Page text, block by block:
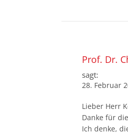
Prof. Dr.
sagt:
28. Februar
Lieber Herr
Danke für
Ich denke,